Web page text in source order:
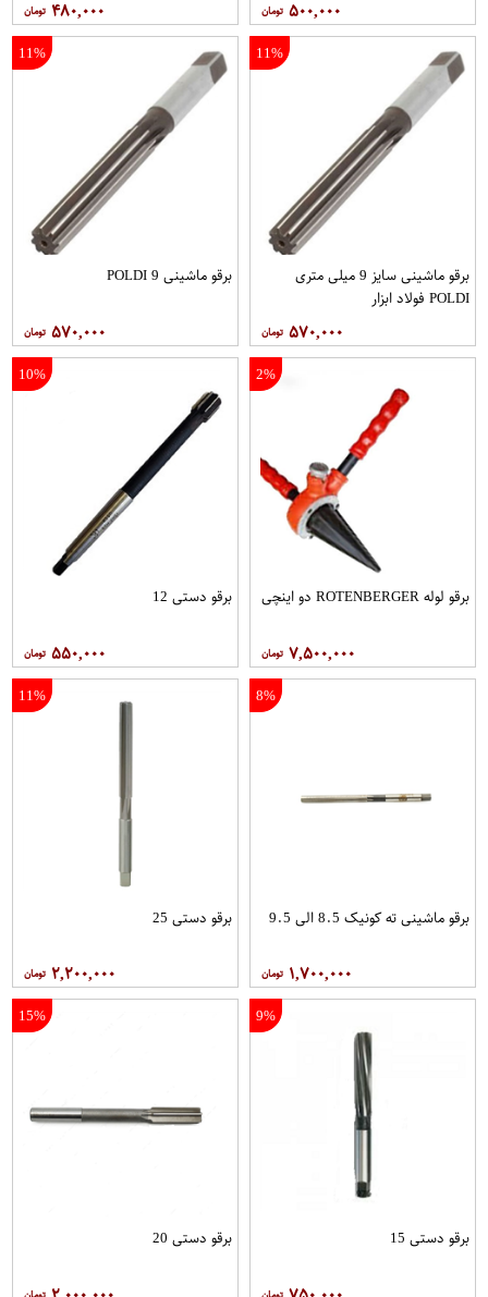
۵۰۰,۰۰۰ ۴۸۰,۰۰۰
11%
برقو ماشینی سایز 9 میلی متری
POLDI فولاد ابزار
۵۷۰,۰۰۰
11%
برقو ماشینی 9 POLDI
۵۷۰,۰۰۰
2%
برقو لوله ROTENBERGER دو اینچی
۷,۵۰۰,۰۰۰
10%
برقو دستی 12
۵۵۰,۰۰۰
8%
برقو ماشینی ته کونیک 8.5 الی 9.5
۱,۷۰۰,۰۰۰
11%
برقو دستی 25
۲,۲۰۰,۰۰۰
9%
برقو دستی 15
15%
برقو دستی 20